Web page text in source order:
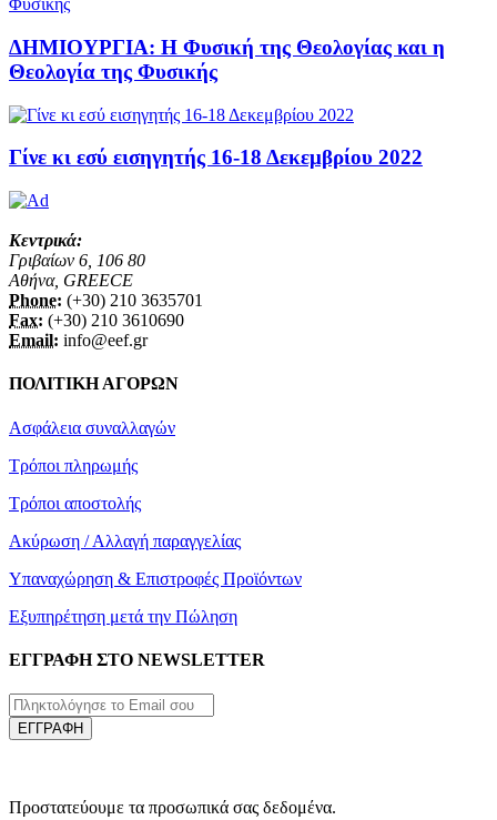
ΔΗΜΙΟΥΡΓΙΑ: Η Φυσική της Θεολογίας και η
Θεολογία της Φυσικής
Γίνε κι εσύ εισηγητής 16-18 Δεκεμβρίου 2022
Κεντρικά:
Γριβαίων 6, 106 80
Αθήνα, GREECE
Phone: (+30) 210 3635701
Fax: (+30) 210 3610690
Email: info@eef.gr
ΠΟΛΙΤΙΚΗ ΑΓΟΡΩΝ
Ασφάλεια συναλλαγών
Τρόποι πληρωμής
Τρόποι αποστολής
Ακύρωση / Αλλαγή παραγγελίας
Υπαναχώρηση & Επιστροφές Προϊόντων
Εξυπηρέτηση μετά την Πώληση
ΕΓΓΡΑΦΗ ΣΤΟ NEWSLETTER
ΕΓΓΡΑΦΗ
Προστατεύουμε τα προσωπικά σας δεδομένα.